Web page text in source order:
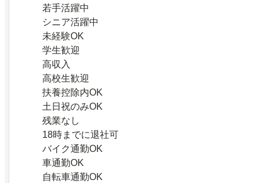
若手活躍中
シニア活躍中
未経験OK
学生歓迎
高収入
高校生歓迎
扶養控除内OK
土日祝のみOK
残業なし
18時までに退社可
バイク通勤OK
車通勤OK
自転車通勤OK